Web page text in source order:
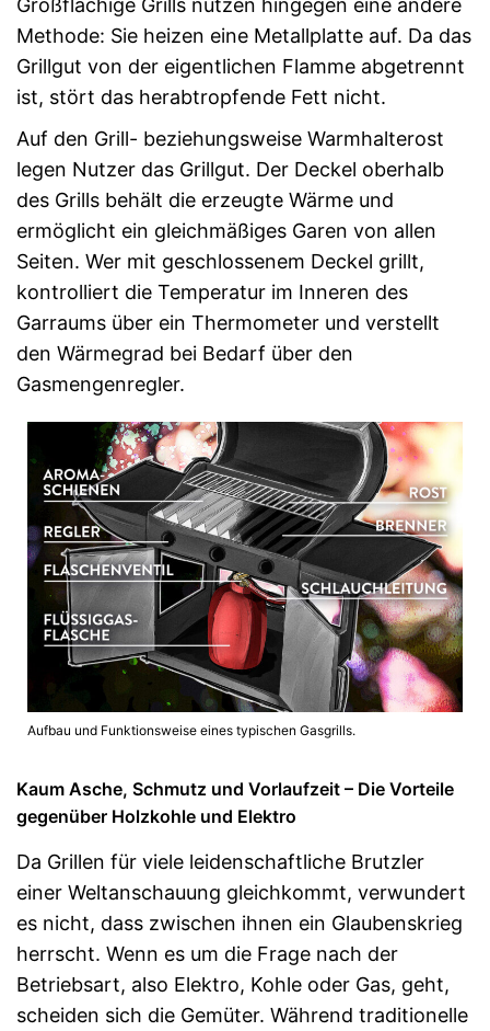
Großflächige Grills nutzen hingegen eine andere
Methode: Sie heizen eine Metallplatte auf. Da das
Grillgut von der eigentlichen Flamme abgetrennt
ist, stört das herabtropfende Fett nicht.
Auf den Grill- beziehungsweise Warmhalterost
legen Nutzer das Grillgut. Der Deckel oberhalb
des Grills behält die erzeugte Wärme und
ermöglicht ein gleichmäßiges Garen von allen
Seiten. Wer mit geschlossenem Deckel grillt,
kontrolliert die Temperatur im Inneren des
Garraums über ein Thermometer und verstellt
den Wärmegrad bei Bedarf über den
Gasmengenregler.
Aufbau und Funktionsweise eines typischen Gasgrills.
Kaum Asche, Schmutz und Vorlaufzeit – Die Vorteile
gegenüber Holzkohle und Elektro
Da Grillen für viele leidenschaftliche Brutzler
einer Weltanschauung gleichkommt, verwundert
es nicht, dass zwischen ihnen ein Glaubenskrieg
herrscht. Wenn es um die Frage nach der
Betriebsart, also Elektro, Kohle oder Gas, geht,
scheiden sich die Gemüter. Während traditionelle